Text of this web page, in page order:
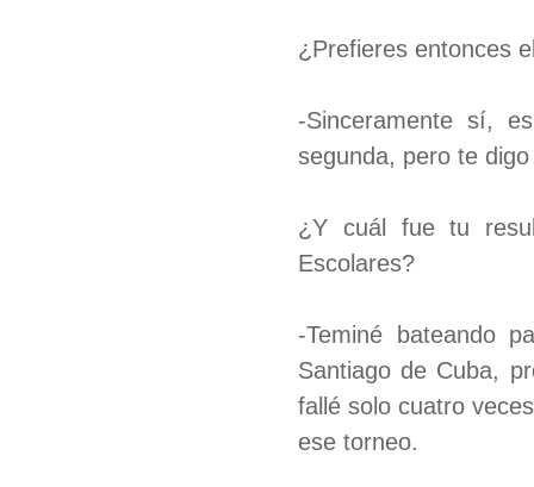
¿Prefieres entonces
-Sinceramente sí,
segunda, pero te
¿Y cuál fue tu
Escolares?
-Teminé bateando
Santiago de Cuba,
fallé solo cuatro
ese torneo.